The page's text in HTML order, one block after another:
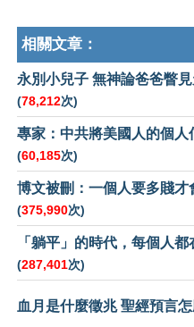
相關文章：
永別小兒子 無神論爸爸瞥
(78,212次)
專家：中共將美國人的個
(60,185次)
博文被刪：一個人要多賤才
(375,990次)
「躺平」的時代，每個人都
(287,401次)
血月是什麼徵兆 聖經預言怎